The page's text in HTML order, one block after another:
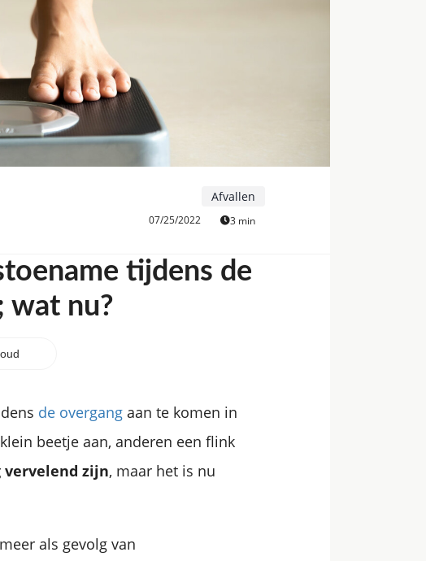
Afvallen
07/25/2022 3 min
tijdens de
wat nu?
de overgang aan te komen in
beetje aan, anderen een flink
vervelend zijn, maar het is nu
als gevolg van